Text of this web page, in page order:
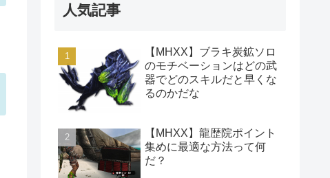
人気記事
【MHXX】ブラキ炭鉱ソロ
のモチベーションはどの武
器でどのスキルだと早くな
るのかだな
【MHXX】龍歴院ポイント
集めに最適な方法って何
だ？